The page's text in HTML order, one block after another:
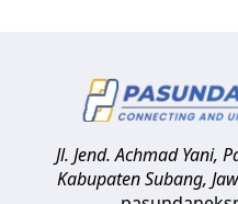
Jl. Jend. Achmad Yani,
Kabupaten Subang,